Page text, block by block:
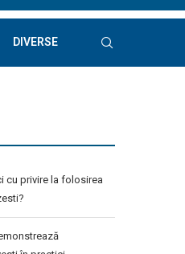
DIVERSE
cu privire la folosirea